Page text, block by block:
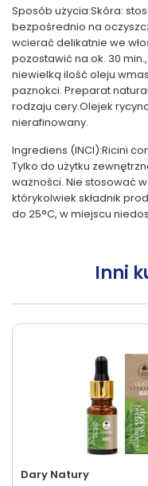
Sposób użycia:Skóra:
bezpośrednio na
wcierać delikatnie we
pozostawić na ok. 30
niewielką ilość oleju
paznokci. Preparat
rodzaju cery.Olejek
nierafinowany.
Ingrediens (INCI):Ricini
Tylko do użytku
ważności. Nie stosować
którykolwiek składnik
do 25°C, w miejscu
Inni
Dary Natury